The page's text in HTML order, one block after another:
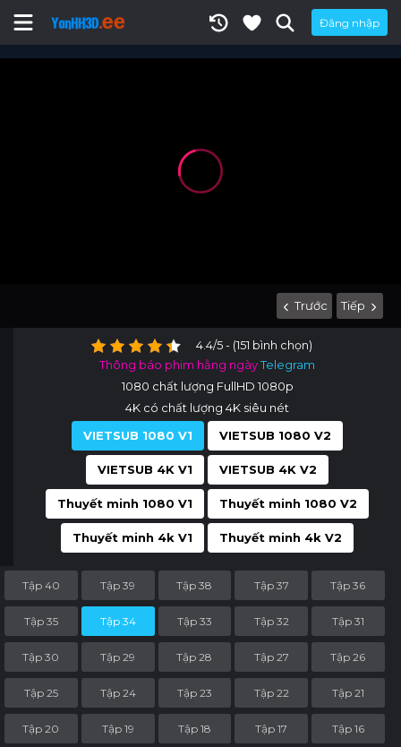
Đăng nhập
Trước Tiếp
4.4/5 - (151 bình chọn)
Thông báo phim hằng ngàyTelegram
1080 chất lượng FullHD 1080p
4K có chất lượng 4K siêu nét
VIETSUB 1080 V1
VIETSUB 1080 V2
VIETSUB 4K V1 VIETSUB 4K V2
Thuyết minh 1080 V1 Thuyết minh 1080 V2
Thuyết minh 4k V1 Thuyết minh 4k V2
Tập 40 Tập 39 Tập 38 Tập 37 Tập 36
Tập 35 Tập 34 Tập 33 Tập 32 Tập 31
Tập 30 Tập 29 Tập 28 Tập 27 Tập 26
Tập 25 Tập 24 Tập 23 Tập 22 Tập 21
Tập 20 Tập 19 Tập 18 Tập 17 Tập 16